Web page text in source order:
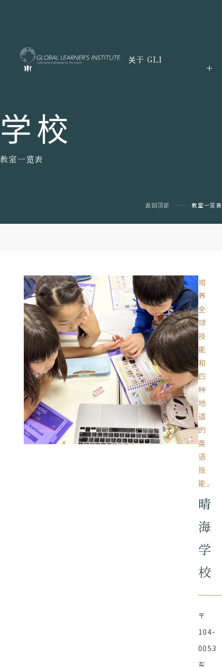
关于 GLI
学校
教室一览表
返回顶部 教室一览表
培
养
全
球
技
能
和
四
种
地
道
的
英
语
技
能。
晴
海
学
校
〒
104-
0053
东